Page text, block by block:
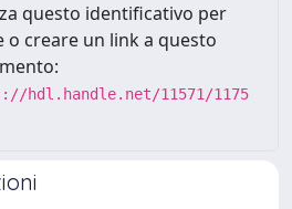
questo identificativo per
o creare un link a questo
hdl.handle.net/11571/1175